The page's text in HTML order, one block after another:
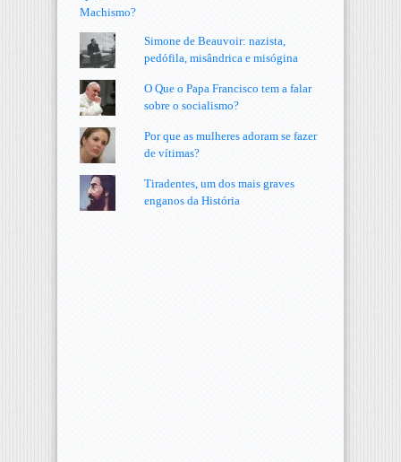
Simone de Beauvoir: nazista,
pedófila, misândrica e misógina
O Que o Papa Francisco tem a falar
sobre o socialismo?
Por que as mulheres adoram se fazer
de vítimas?
Tiradentes, um dos mais graves
enganos da História